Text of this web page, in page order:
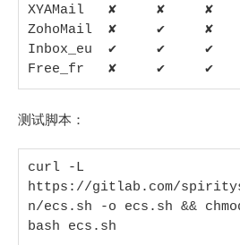
XYAMail   ✘     ✘     ✘
ZohoMail  ✘     ✔     ✘
Inbox_eu  ✔     ✔     ✔
Free_fr   ✘     ✔     ✔
测试脚本：
curl -L
https://gitlab.com/
n/ecs.sh -o ecs.sh &&
bash ecs.sh